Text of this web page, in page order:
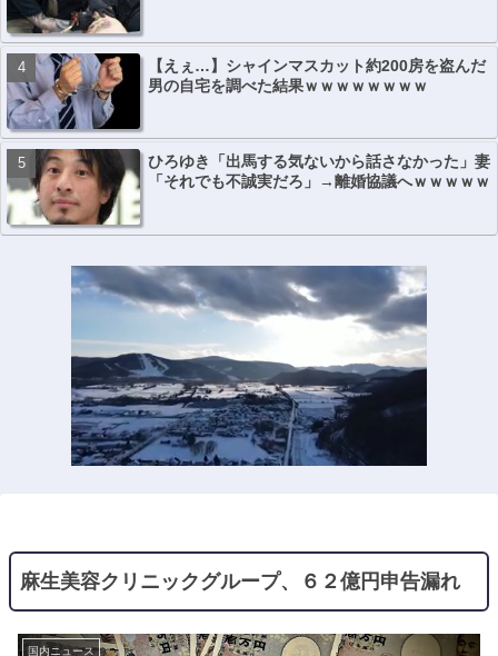
【えぇ…】シャインマスカット約200房を盗んだ
男の自宅を調べた結果ｗｗｗｗｗｗｗｗ
ひろゆき「出馬する気ないから話さなかった」妻
「それでも不誠実だろ」→離婚協議へｗｗｗｗｗ
麻生美容クリニックグループ、６２億円申告漏れ
国内ニュース